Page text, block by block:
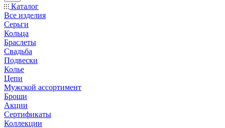
Каталог
Все изделия
Серьги
Кольца
Браслеты
Свадьба
Подвески
Колье
Цепи
Мужской ассортимент
Броши
Акции
Сертификаты
Коллекции